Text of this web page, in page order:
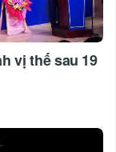
vị thế sau 19